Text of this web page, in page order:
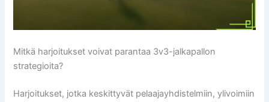
Mitkä harjoitukset voivat parantaa 3v3-jalkapallon
strategioita?
Harjoitukset, jotka keskittyvät pelaajayhdistelmiin, ylivoimiin